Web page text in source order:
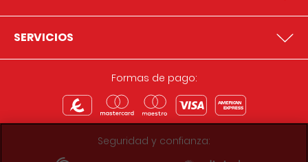
SERVICIOS
Formas de pago:
Seguridad y confianza: